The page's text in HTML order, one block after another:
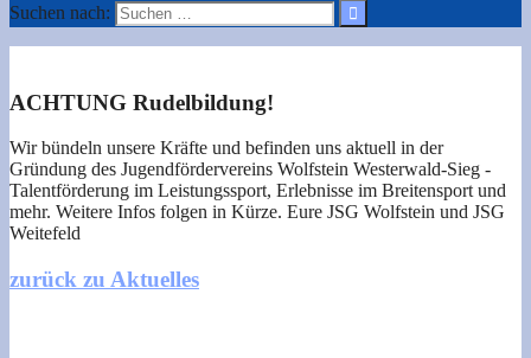
Suchen nach:
ACHTUNG Rudelbildung!
Wir bündeln unsere Kräfte und befinden uns aktuell in der
Gründung des Jugendfördervereins Wolfstein Westerwald-Sieg -
Talentförderung im Leistungssport, Erlebnisse im Breitensport und
mehr. Weitere Infos folgen in Kürze. Eure JSG Wolfstein und JSG
Weitefeld
zurück zu Aktuelles